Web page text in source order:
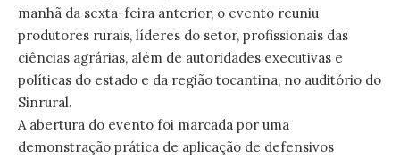
manhã da sexta-feira anterior, o evento reuniu
produtores rurais, líderes do setor, profissionais das
ciências agrárias, além de autoridades executivas e
políticas do estado e da região tocantina, no auditório do
Sinrural.
A abertura do evento foi marcada por uma
demonstração prática de aplicação de defensivos